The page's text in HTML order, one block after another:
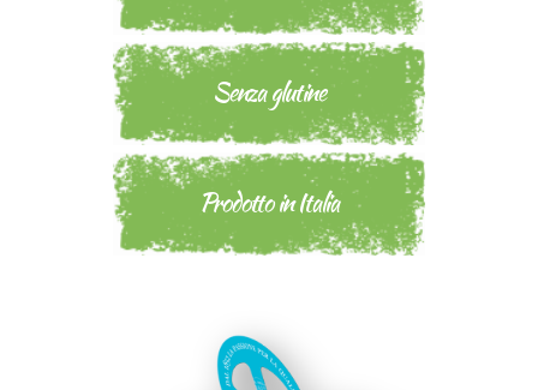
Senza glutine
Prodotto in Italia